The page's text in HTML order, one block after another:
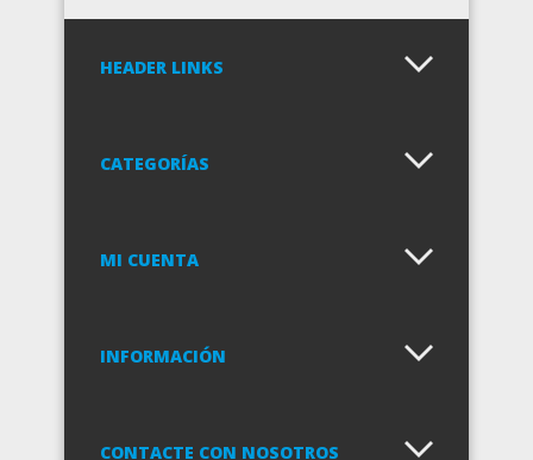
HEADER LINKS
CATEGORÍAS
MI CUENTA
INFORMACIÓN
CONTACTE CON NOSOTROS